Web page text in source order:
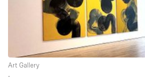
Fair / Festival
Lobby Space
Mall Shop
Art Gallery
∙